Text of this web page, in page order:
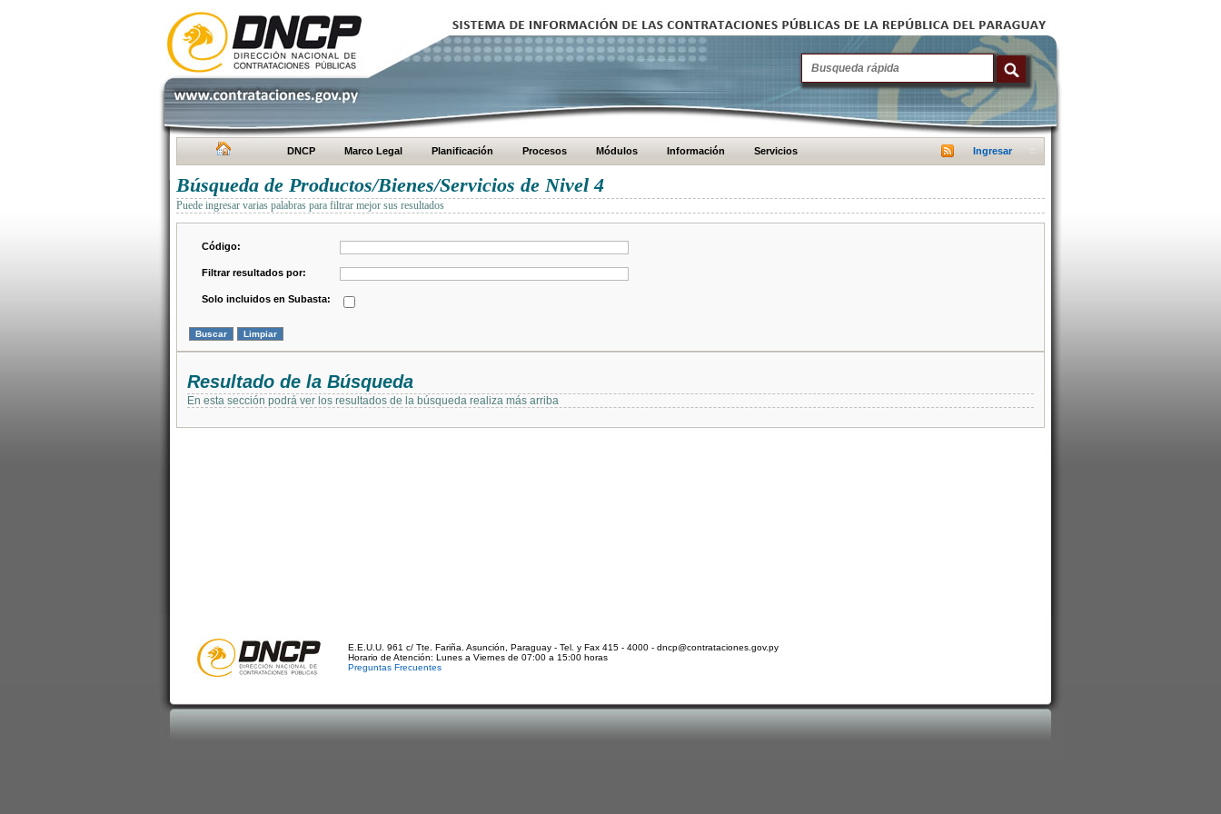
DNCP Marco Legal Planificación Procesos Módulos Información Servicios Ingresar
Búsqueda de Productos/Bienes/Servicios de Nivel 4
Puede ingresar varias palabras para filtrar mejor sus resultados
Código:
Filtrar resultados por:
Solo incluidos en Subasta:
Resultado de la Búsqueda
En esta sección podrá ver los resultados de la búsqueda realiza más arriba
E.E.U.U. 961 c/ Tte. Fariña. Asunción, Paraguay - Tel. y Fax 415 - 4000 - dncp@contrataciones.gov.py
Horario de Atención: Lunes a Viernes de 07:00 a 15:00 horas
Preguntas Frecuentes